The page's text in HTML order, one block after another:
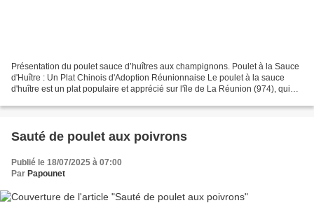
Présentation du poulet sauce d’huîtres aux champignons. Poulet à la Sauce
d'Huître : Un Plat Chinois d'Adoption Réunionnaise Le poulet à la sauce
d'huître est un plat populaire et apprécié sur l'île de La Réunion (974), qui
Sauté de poulet aux poivrons
Publié le 18/07/2025 à 07:00
Par Papounet